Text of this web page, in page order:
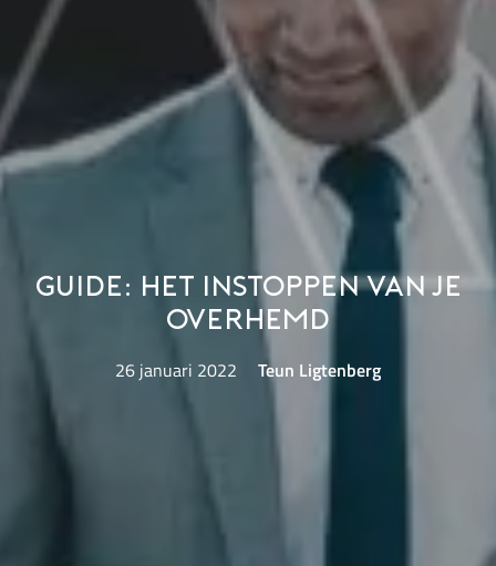
Guide: het instoppen van je
overhemd
26 januari 2022 Teun Ligtenberg